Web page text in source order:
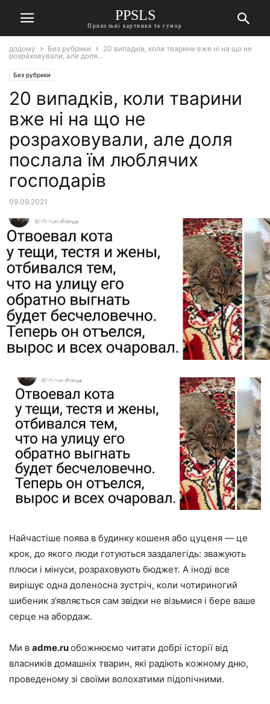
PPSLS
Прикольні картинки та гумор
додому Без рубрики
20 випадків, коли тварини вже ні на що не
розраховували, але доля...
Без рубрики
20 випадків, коли тварини
вже ні на що не
розраховували, але доля
послала їм люблячих
господарів
09.09.2021
Найчастіше поява в будинку кошеня або цуценя — це
крок, до якого люди готуються заздалегідь: зважують
плюси і мінуси, розраховують бюджет. А іноді все
вирішує одна доленосна зустріч, коли чотириногий
шибеник з’являється сам звідки не візьмися і бере ваше
серце на абордаж.
Ми в adme.ruобожнюємо читати добрі історії від
власників домашніх тварин, які радіють кожному дню,
проведеному зі своїми волохатими підопічними.